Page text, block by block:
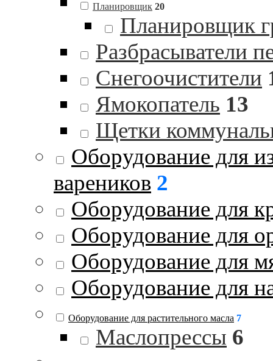
Планировщик 20
Планировщик
Разбрасыватели
Снегоочистители
Ямокопатель 13
Щетки
Оборудование для
вареников 2
Оборудование для
Оборудование для
Оборудование для
Оборудование для
Оборудование для растительного масла 7
Маслопрессы 6